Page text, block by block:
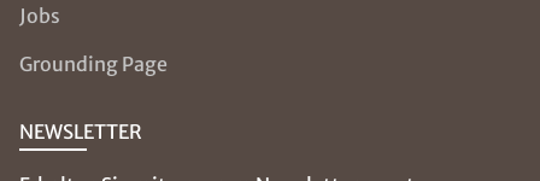
Jobs
Grounding Page
NEWSLETTER